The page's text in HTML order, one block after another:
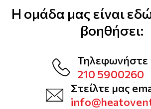
Η ομάδα μας είναι
βοηθήσει:
Τηλεφωνήστε
210 5900260
Στείλτε μας